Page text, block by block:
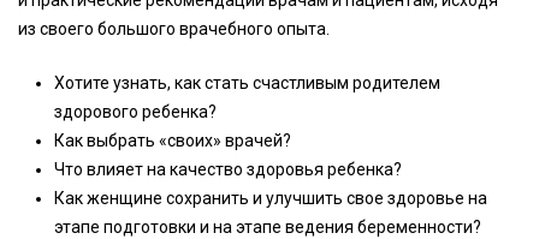
из своего большого врачебного опыта.
Хотите узнать, как стать счастливым родителем
здорового ребенка?
Как выбрать «своих» врачей?
Что влияет на качество здоровья ребенка?
Как женщине сохранить и улучшить свое здоровье на
этапе подготовки и на этапе ведения беременности?